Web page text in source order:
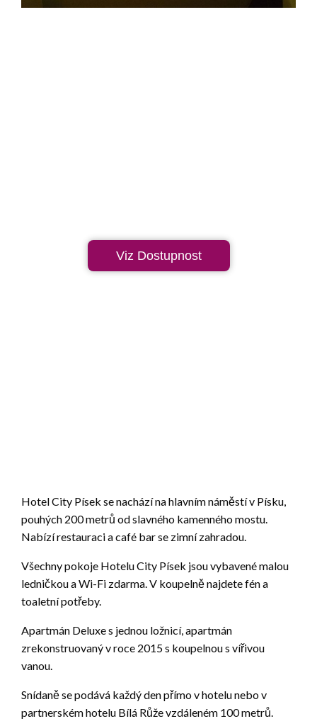
Viz Dostupnost
Hotel City Písek se nachází na hlavním náměstí v Písku,
pouhých 200 metrů od slavného kamenného mostu.
Nabízí restauraci a café bar se zimní zahradou.
Všechny pokoje Hotelu City Písek jsou vybavené malou
ledničkou a Wi-Fi zdarma. V koupelně najdete fén a
toaletní potřeby.
Apartmán Deluxe s jednou ložnicí, apartmán
zrekonstruovaný v roce 2015 s koupelnou s vířivou
vanou.
Snídaně se podává každý den přímo v hotelu nebo v
partnerském hotelu Bílá Růže vzdáleném 100 metrů.